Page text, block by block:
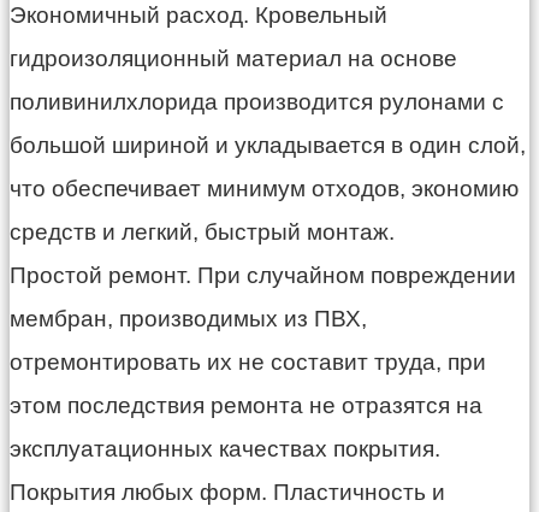
Экономичный расход. Кровельный
гидроизоляционный материал на основе
поливинилхлорида производится рулонами с
большой шириной и укладывается в один слой,
что обеспечивает минимум отходов, экономию
средств и легкий, быстрый монтаж.
Простой ремонт. При случайном повреждении
мембран, производимых из ПВХ,
отремонтировать их не составит труда, при
этом последствия ремонта не отразятся на
эксплуатационных качествах покрытия.
Покрытия любых форм. Пластичность и